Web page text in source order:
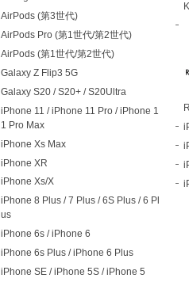
AirPods (第3世代)
AirPods Pro (第1世代/第2世代)
AirPods (第1世代/第2世代)
Galaxy Z Flip3 5G
Galaxy S20 / S20+ / S20Ultra
iPhone 11 / iPhone 11 Pro / iPhone 1
1 Pro Max
iPhone Xs Max
iPhone XR
iPhone Xs/X
iPhone 8 Plus / 7 Plus / 6S Plus / 6 Pl
us
iPhone 6s / iPhone 6
iPhone 6s Plus / iPhone 6 Plus
iPhone SE / iPhone 5S / iPhone 5